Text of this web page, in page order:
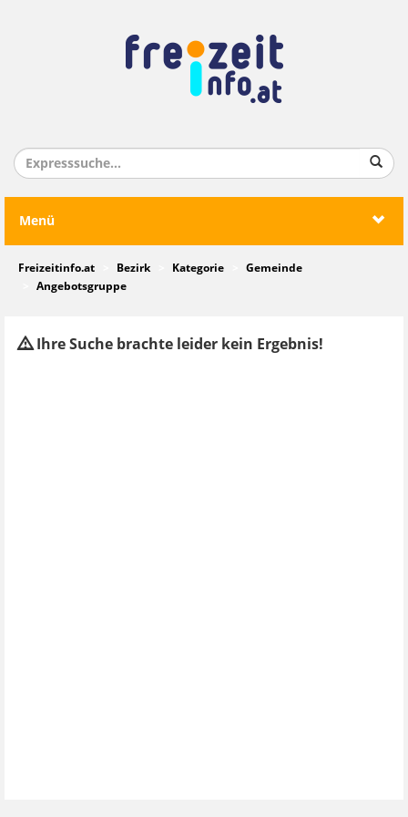
Menü
Freizeitinfo.at Bezirk Kategorie
Gemeinde
Angebotsgruppe
Ihre Suche brachte leider kein Ergebnis!